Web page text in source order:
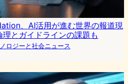
、AI活用が進む世界の報道現
とガイドラインの課題も
ロジーと社会ニュース